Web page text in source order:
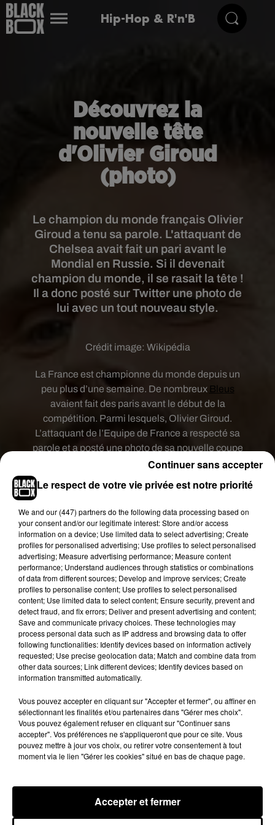
Hip-Hop & R'n'B
Découvrez la
nouvelle tête
d'Olivier Giroud
(photo)
Publié : 23 juillet 2018 à 10h17 par Clément
Gwizdz
Le champion du monde français Olivier
Giroud a tenu sa parole. L'attaquant de
Chelsea avait fait un pari avant le
Mondial en Russie. Si il devenait
champion du monde, il se rasait la tête !
Il a donc posté sur Twitter une photo de
lui avec un tout nouveau style.
Crédit image: Wikipédia
La France est championne du monde depuis un
peu plus d’une semaine. De nombreux Bleus
avaient fait des paris avant le début de la
compétition. Parmi lesquels, Olivier Giroud.
L’attaquant de l’Equipe de France a respecté sa
parole et a posté une photo de sa nouvelle coupe
de cheveux sur son compte Twitter. Un sacré
sacrifice pour le beau gosse qui a toujours eu une
coiffure impeccable même pendant les matches.
Chose promise chose due! �xÈ#MerciThomas
#Paritenu#�xRx�xRx#FierdetreBleus#�x!
Èx!�pic.twitter.com/V8c9YpXD3J
— Olivier Giroud (@_OlivierGiroud_)22 juillet
2018
Reste à savoir si ses partenaires Hugo Lloris, Adil
Rami ou encore Corentin Tolisso vont tenir leur
pari. Le gardien de l’Equipe de Francedevrait faire
la tournée des bars à Nice. Corentin Tolisso
pourrait se tatouer la Coupe du Monde sur le bras.
vélo.
Fil actus
single entre amour et...
7 août 2026
Tayc et Didi B dévoilent le single le plus dansant
de l’année
Le respect de votre vie privée est notre priorité
We and our (447) partnersdo the following data processing based on
your consent and/or our legitimate interest: Store and/or access
information on a device; Use limited data to select advertising; Create
profiles for personalised advertising; Use profiles to select personalised
advertising; Measure advertising performance; Measure content
performance; Understand audiences through statistics or combinations
of data from different sources; Develop and improve services; Create
profiles to personalise content; Use profiles to select personalised
content; Use limited data to select content; Ensure security, prevent and
detect fraud, and fix errors; Deliver and present advertising and content;
Save and communicate privacy choices. These technologies may
process personal data such as IP address and browsing data to offer
following functionalities: Identify devices based on information actively
requested; Use precise geolocation data; Match and combine data from
other data sources; Link different devices; Identify devices based on
information transmitted automatically.
Vous pouvez accepter en cliquant sur "Accepter et fermer", ou affiner en
sélectionnant les finalités et/ou partenaires dans "Gérer mes choix".
Vous pouvez également refuser en cliquant sur "Continuer sans
accepter". Vos préférences ne s'appliqueront que pour ce site. Vous
pouvez mettre à jour vos choix, ou retirer votre consentement à tout
moment via le lien "Gérer les cookies" situé en bas de chaque page.
Accepter et fermer
Continuer sans accepter